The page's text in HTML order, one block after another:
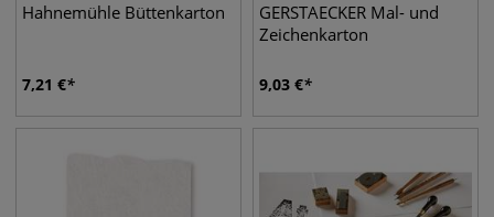
Hahnemühle Büttenkarton
7,21 €
GERSTAECKER Mal- und
Zeichenkarton
9,03 €